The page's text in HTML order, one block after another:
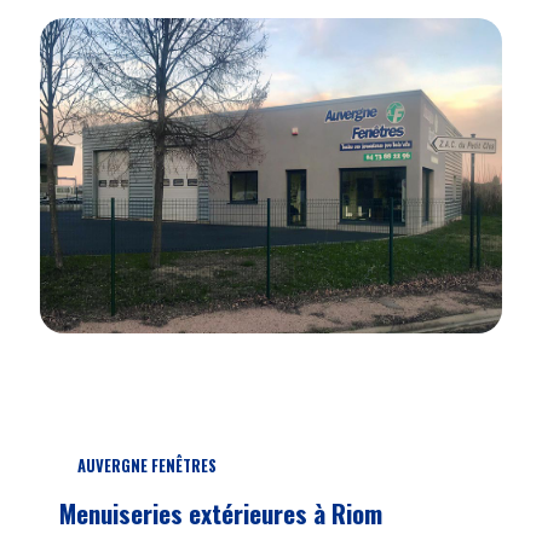
AUVERGNE FENÊTRES
menuiseries extérieures à Riom